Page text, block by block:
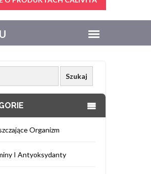
Organizm
I Antyoksydanty